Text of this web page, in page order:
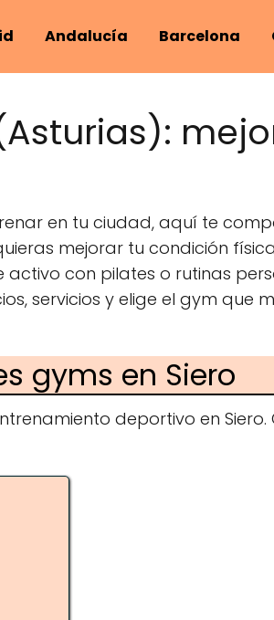
Andalucía Barcelona
en tu ciudad, aquí te
mejorar tu condición
con pilates o rutinas
servicios y elige el gym que
gyms en Siero
deportivo en